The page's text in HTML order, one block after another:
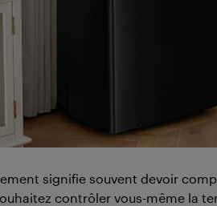
signifie souvent devoir
contrôler vous-même la